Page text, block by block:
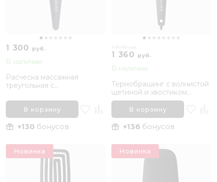
1 300 руб.
В наличии
Расческа массажная
треугольная с
нейлоновыми зубчиками
BRUAR SOFT DETANGLE
В корзину
+130 бонусов
1 360 руб.
В наличии
Термобрашинг с волнистой
щетиной и хвостиком
BRUAR SILVER THERMO,
диаметр 53 мм
В корзину
+136 бонусов
Новинка Новинка